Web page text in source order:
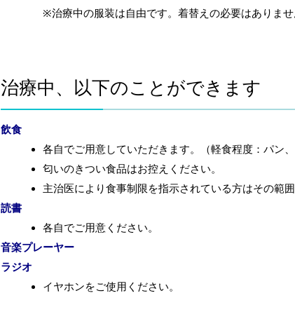
※治療中の服装は自由です。着替えの必要はありませ
治療中、以下のことができます
飲食
各自でご用意していただきます。（軽食程度：パン、
匂いのきつい食品はお控えください。
主治医により食事制限を指示されている方はその範
読書
各自でご用意ください。
音楽プレーヤー
ラジオ
イヤホンをご使用ください。